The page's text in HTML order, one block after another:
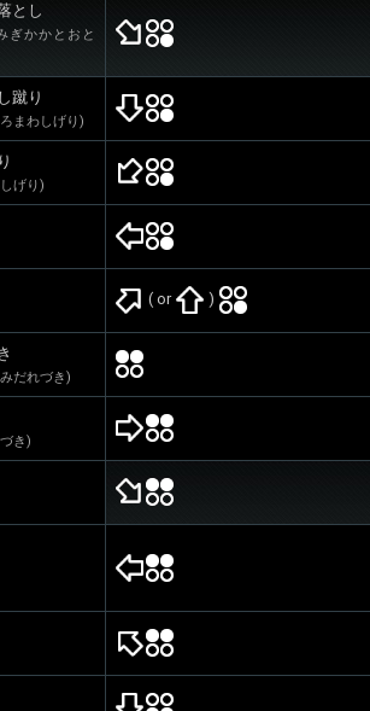
とし
ぎかかとおと
蹴り
まわしげり)
げり)
( or )
だれづき)
き)